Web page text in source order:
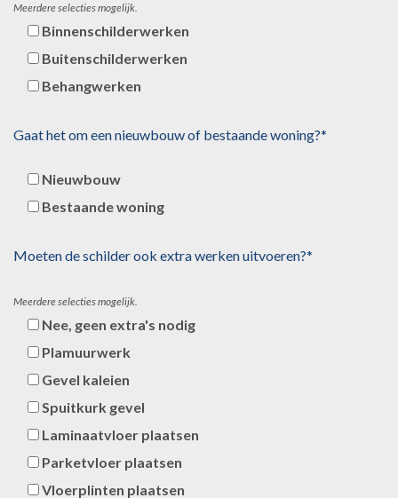
Meerdere selecties mogelijk.
Binnenschilderwerken
Buitenschilderwerken
Behangwerken
Gaat het om een nieuwbouw of bestaande woning?*
Nieuwbouw
Bestaande woning
Moeten de schilder ook extra werken uitvoeren?*
Meerdere selecties mogelijk.
Nee, geen extra's nodig
Plamuurwerk
Gevel kaleien
Spuitkurk gevel
Laminaatvloer plaatsen
Parketvloer plaatsen
Vloerplinten plaatsen